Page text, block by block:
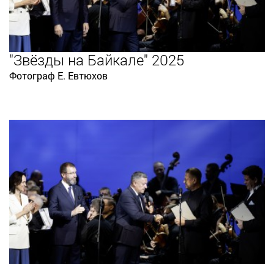
"Звёзды на Байкале" 2025
Фотограф Е. Евтюхов